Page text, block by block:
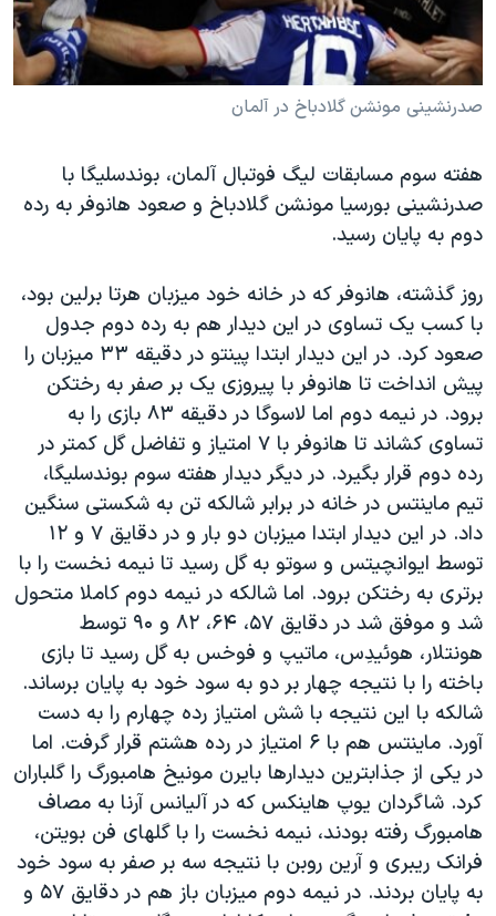
فرهنگ و زندگی
حقوق شهروندی
اقتصادی
اسرائیل در جنگ
گالری عکس
مستندها
انتخابات ریاست جمهوری آمریکا ۲۰۲۴
حمله جمهوری اسلامی به اسرائیل
ورزش زنان در ایران
اعتراضات زن، زندگی، آزادی
تریبونال مردمی آبان ۹۸
دادگاه حمید نوری
چهل سال گروگان‌گیری
قانون شفافیت دارائی کادر رهبری ایران
اعتراضات مردمی آبان ۹۸
اسرائیل در جنگ
نرگس محمدی برنده جایزه نوبل صلح
همایش محافظه‌کاران آمریکا «سی‌پک»
صفحه‌های ویژه
سفر پرزیدنت ترامپ به چین
دنبال کنید
زبانهای مختلف
صدرنشینی مونشن گلادباخ در آلمان
هفته سوم مسابقات لیگ فوتبال آلمان، بوندسلیگا با
صدرنشینی بورسیا مونشن گلادباخ و صعود هانوفر به رده
دوم به پایان رسید.
روز گذشته، هانوفر که در خانه خود میزبان هرتا برلین بود،
با کسب یک تساوی در این دیدار هم به رده دوم جدول
صعود کرد. در این دیدار ابتدا پینتو در دقیقه ۳۳ میزبان را
پیش انداخت تا هانوفر با پیروزی یک بر صفر به رختکن
برود. در نیمه دوم اما لاسوگا در دقیقه ۸۳ بازی را به
تساوی کشاند تا هانوفر با ۷ امتیاز و تفاضل گل کمتر در
رده دوم قرار بگیرد. در دیگر دیدار هفته سوم بوندسلیگا،
تیم ماینتس در خانه در برابر شالکه تن به شکستی سنگین
داد. در این دیدار ابتدا میزبان دو بار و در دقایق ۷ و ۱۲
توسط ایوانچیتس و سوتو به گل رسید تا نیمه نخست را با
برتری به رختکن برود. اما شالکه در نیمه دوم کاملا متحول
شد و موفق شد در دقایق ۵۷، ۶۴، ۸۲ و ۹۰ توسط
هونتلار، هوئیدِس، ماتیپ و فوخس به گل رسید تا بازی
باخته را با نتیجه چهار بر دو به سود خود به پایان برساند.
شالکه با این نتیجه با شش امتیاز رده چهارم را به دست
آورد. ماینتس هم با ۶ امتیاز در رده هشتم قرار گرفت. اما
در یکی از جذابترین دیدارها بایرن مونیخ هامبورگ را گلباران
کرد. شاگردان یوپ هاینکس که در آلیانس آرنا به مصاف
هامبورگ رفته بودند، نیمه نخست را با گلهای فن بویتن،
فرانک ریبری و آرین روبن با نتیجه سه بر صفر به سود خود
به پایان بردند. در نیمه دوم میزبان باز هم در دقایق ۵۷ و